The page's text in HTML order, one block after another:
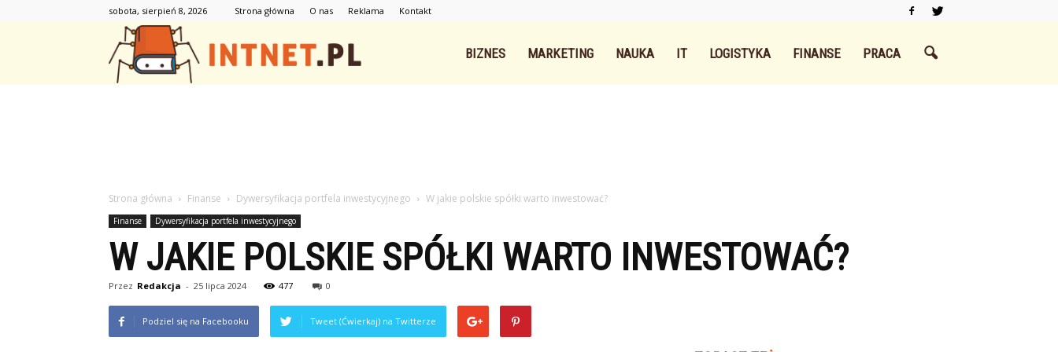
sobota, sierpień 8, 2026 Strona główna O nas Reklama Kontakt
BIZNES MARKETING NAUKA IT LOGISTYKA FINANSE PRACA
Strona główna Finanse Dywersyfikacja portfela inwestycyjnego W jakie polskie spółki warto inwestować?
Finanse Dywersyfikacja portfela inwestycyjnego
W JAKIE POLSKIE SPÓŁKI WARTO INWESTOWAĆ?
Przez Redakcja - 25 lipca 2024 477 0
Podziel się na Facebooku Tweet (Ćwierkaj) na Twitterze